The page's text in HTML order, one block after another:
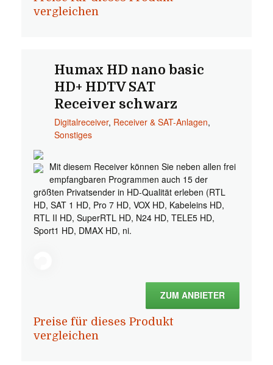
vergleichen
Humax HD nano basic
HD+ HDTV SAT
Receiver schwarz
Digitalreceiver, Receiver & SAT-Anlagen,
Sonstiges
Mit diesem Receiver können Sie neben allen frei
empfangbaren Programmen auch 15 der
größten Privatsender in HD-Qualität erleben (RTL
HD, SAT 1 HD, Pro 7 HD, VOX HD, Kabeleins HD,
RTL II HD, SuperRTL HD, N24 HD, TELE5 HD,
Sport1 HD, DMAX HD, ni.
ZUM ANBIETER
Preise für dieses Produkt
vergleichen